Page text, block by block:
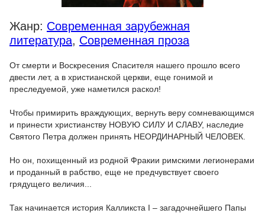
Жанр: Современная зарубежная
литература, Современная проза
От смерти и Воскресения Спасителя нашего прошло всего
двести лет, а в христианской церкви, еще гонимой и
преследуемой, уже наметился раскол!
Чтобы примирить враждующих, вернуть веру сомневающимся
и принести христианству НОВУЮ СИЛУ И СЛАВУ, наследие
Святого Петра должен принять НЕОРДИНАРНЫЙ ЧЕЛОВЕК.
Но он, похищенный из родной Фракии римскими легионерами
и проданный в рабство, еще не предчувствует своего
грядущего величия...
Так начинается история Калликста I – загадочнейшего Папы